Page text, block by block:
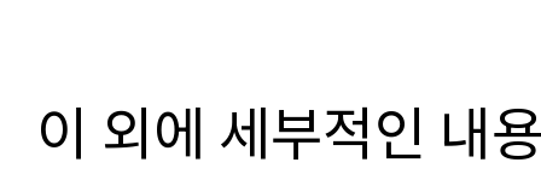
이 외에 세부적인 내